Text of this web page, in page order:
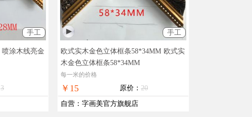
手工
喷涂木线亮金
3
手工
欧式实木金色立体框条58*34MM 欧式实
木金色立体框条58*34MM
每一米的价格
￥15 原价： 20
自营 ： 字画美官方旗舰店